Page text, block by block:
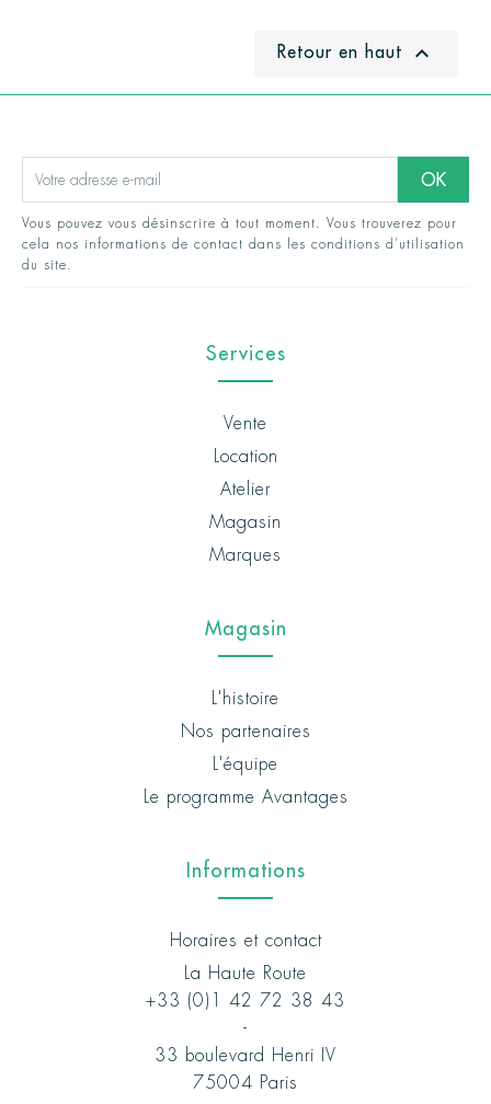
Retour en haut 
Vous pouvez vous désinscrire à tout moment. Vous trouverez pour
cela nos informations de contact dans les conditions d'utilisation
du site.
Services
Vente
Location
Atelier
Magasin
Marques
Magasin
L'histoire
Nos partenaires
L'équipe
Le programme Avantages
Informations
Horaires et contact
La Haute Route
+33 (0)1 42 72 38 43
-
33 boulevard Henri IV
75004 Paris